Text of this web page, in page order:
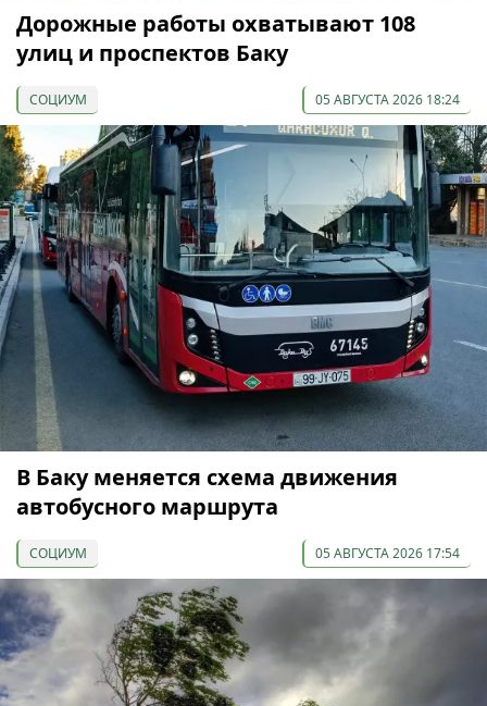
Дорожные работы охватывают 108
улиц и проспектов Баку
СОЦИУМ 05 АВГУСТА 2026 18:24
В Баку меняется схема движения
автобусного маршрута
СОЦИУМ 05 АВГУСТА 2026 17:54